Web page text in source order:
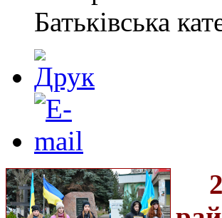
Батьківська